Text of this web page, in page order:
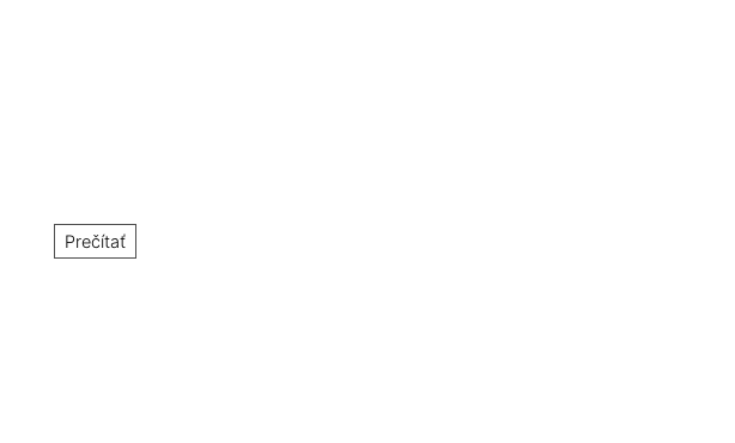
Prečítať